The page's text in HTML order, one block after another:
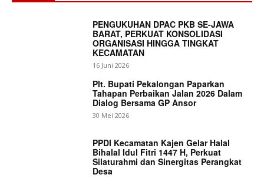
PENGUKUHAN DPAC PKB SE-JAWA
BARAT, PERKUAT KONSOLIDASI
ORGANISASI HINGGA TINGKAT
KECAMATAN
16 Juni 2026
Plt. Bupati Pekalongan Paparkan
Tahapan Perbaikan Jalan 2026 Dalam
Dialog Bersama GP Ansor
30 Mei 2026
PPDI Kecamatan Kajen Gelar Halal
Bihalal Idul Fitri 1447 H, Perkuat
Silaturahmi dan Sinergitas Perangkat
Desa